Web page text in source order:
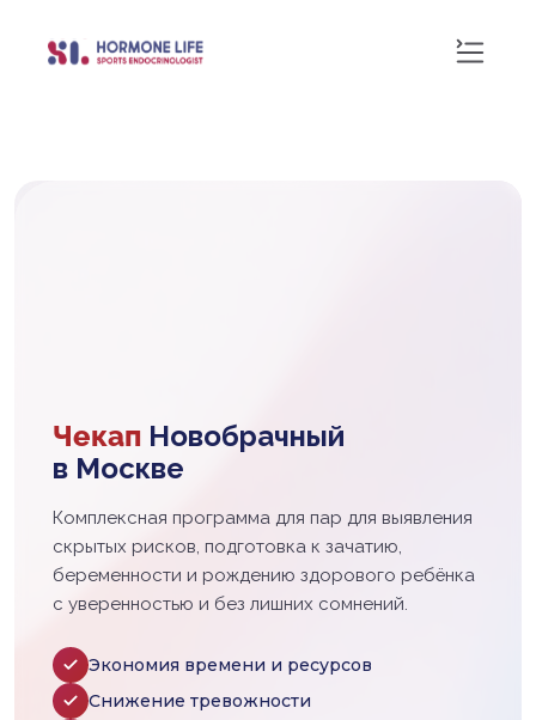
Чекап Новобрачный
в Москве
Комплексная программа для пар для выявления
скрытых рисков, подготовка к зачатию,
беременности и рождению здорового ребёнка
с уверенностью и без лишних сомнений.
Экономия времени и ресурсов
Снижение тревожности